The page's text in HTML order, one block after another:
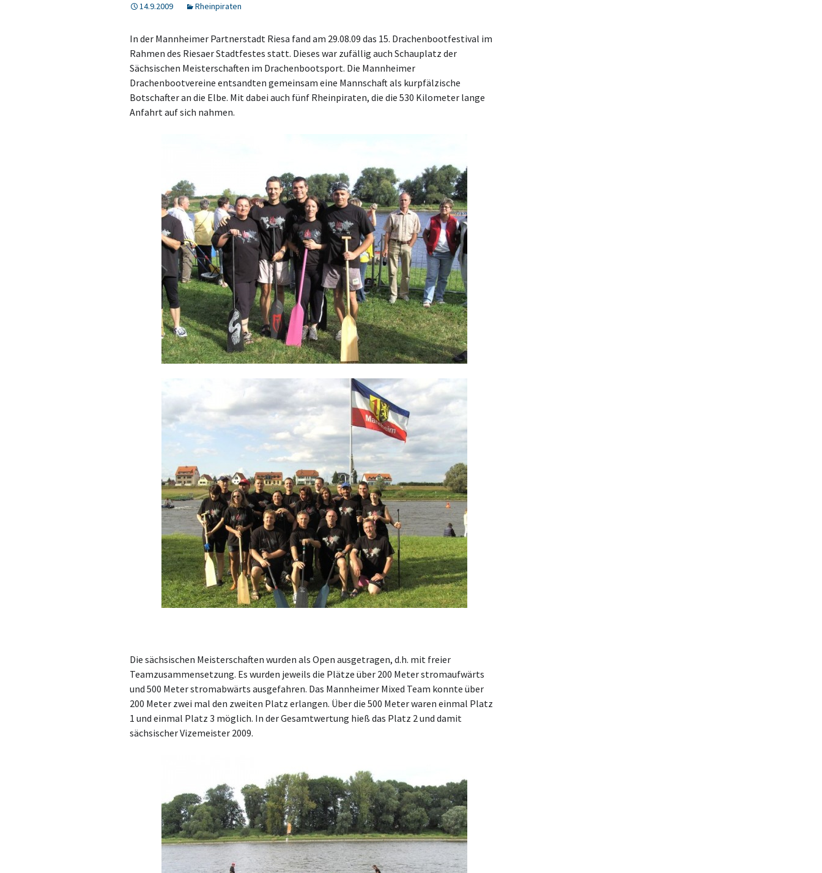
14.9.2009 Rheinpiraten
In der Mannheimer Partnerstadt Riesa fand am 29.08.09 das 15. Drachenbootfestival im
Rahmen des Riesaer Stadtfestes statt. Dieses war zufällig auch Schauplatz der
Sächsischen Meisterschaften im Drachenbootsport. Die Mannheimer
Drachenbootvereine entsandten gemeinsam eine Mannschaft als kurpfälzische
Botschafter an die Elbe. Mit dabei auch fünf Rheinpiraten, die die 530 Kilometer lange
Anfahrt auf sich nahmen.
Die sächsischen Meisterschaften wurden als Open ausgetragen, d.h. mit freier
Teamzusammensetzung. Es wurden jeweils die Plätze über 200 Meter stromaufwärts
und 500 Meter stromabwärts ausgefahren. Das Mannheimer Mixed Team konnte über
200 Meter zwei mal den zweiten Platz erlangen. Über die 500 Meter waren einmal Platz
1 und einmal Platz 3 möglich. In der Gesamtwertung hieß das Platz 2 und damit
sächsischer Vizemeister 2009.